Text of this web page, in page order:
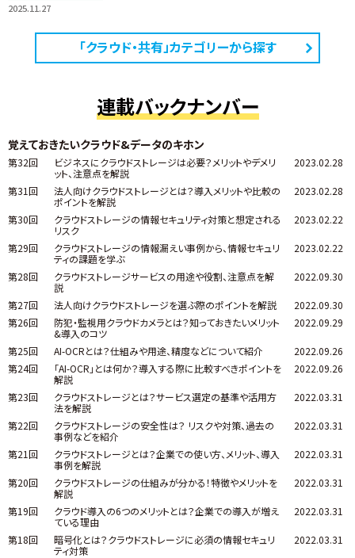
2025.11.27
「クラウド・共有」カテゴリーから探す
連載バックナンバー
覚えておきたいクラウド&データのキホン
第32回
ビジネスにクラウドストレージは必要？メリットやデメリ
ット、注意点を解説
2023.02.28
第31回
法人向けクラウドストレージとは？導入メリットや比較の
ポイントを解説
2023.02.28
第30回
クラウドストレージの情報セキュリティ対策と想定される
リスク
2023.02.22
第29回
クラウドストレージの情報漏えい事例から、情報セキュリ
ティの課題を学ぶ
2023.02.22
第28回
クラウドストレージサービスの用途や役割、注意点を解
説
2022.09.30
第27回 法人向けクラウドストレージを選ぶ際のポイントを解説
2022.09.30
第26回
防犯・監視用クラウドカメラとは？知っておきたいメリット
&導入のコツ
2022.09.29
第25回 AI-OCRとは？仕組みや用途、精度などについて紹介
2022.09.26
第24回
「AI-OCR」とは何か？導入する際に比較すべきポイントを
解説
2022.09.26
第23回
クラウドストレージとは？サービス選定の基準や活用方
法を解説
2022.03.31
第22回
クラウドストレージの安全性は？ リスクや対策、過去の
事例などを紹介
2022.03.31
第21回
クラウドストレージとは？企業での使い方、メリット、導入
事例を解説
2022.03.31
第20回
クラウドストレージの仕組みが分かる！特徴やメリットを
解説
2022.03.31
第19回
クラウド導入の6つのメリットとは？企業での導入が増え
ている理由
2022.03.31
第18回
暗号化とは？クラウドストレージに必須の情報セキュリ
ティ対策
2022.03.31